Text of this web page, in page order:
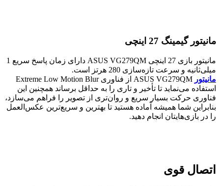
مانیتور گیمینگ 27 اینچی
مانیتور بازی 27 اینچی ASUS VG279QM دارای زمان پاسخ سریع 1
میلی‌ثانیه و سرعت تازه‌سازی 280 هرتز است.
مانیتور
ASUS VG279QM از فناوری Extreme Low Motion Blur
استفاده می‌نماید تا تأخیر و تاری را به حداقل برساند همچنین این
فناوری حرکت بسیار سریع و روان‌تری از تصویر را فراهم می‌سازد،
بنابراین شما همیشه آماده هستید تا بهترین و سریع‌ترین عکس‌العمل
را در بازی‌هایتان انجام دهید.
اتصال قوی